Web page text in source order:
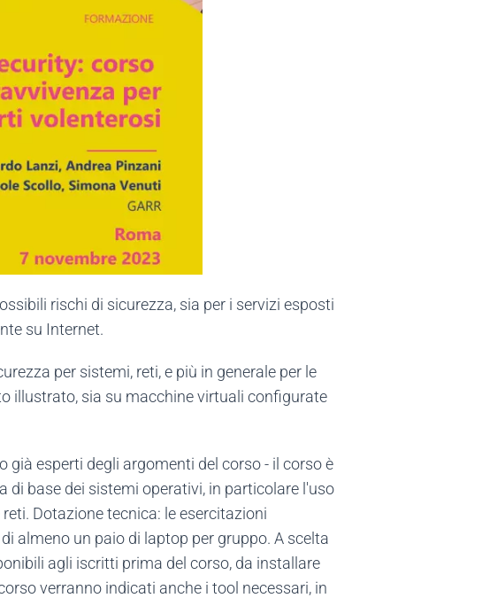
rischi di sicurezza, sia per i servizi esposti
su Internet.
per sistemi, reti, e più in generale per le
illustrato, sia su macchine virtuali configurate
già esperti degli argomenti del corso - il corso è
di base dei sistemi operativi, in particolare l'uso
Dotazione tecnica: le esercitazioni
almeno un paio di laptop per gruppo. A scelta
agli iscritti prima del corso, da installare
verranno indicati anche i tool necessari, in